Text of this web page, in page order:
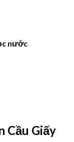
nước
Cầu Giấy